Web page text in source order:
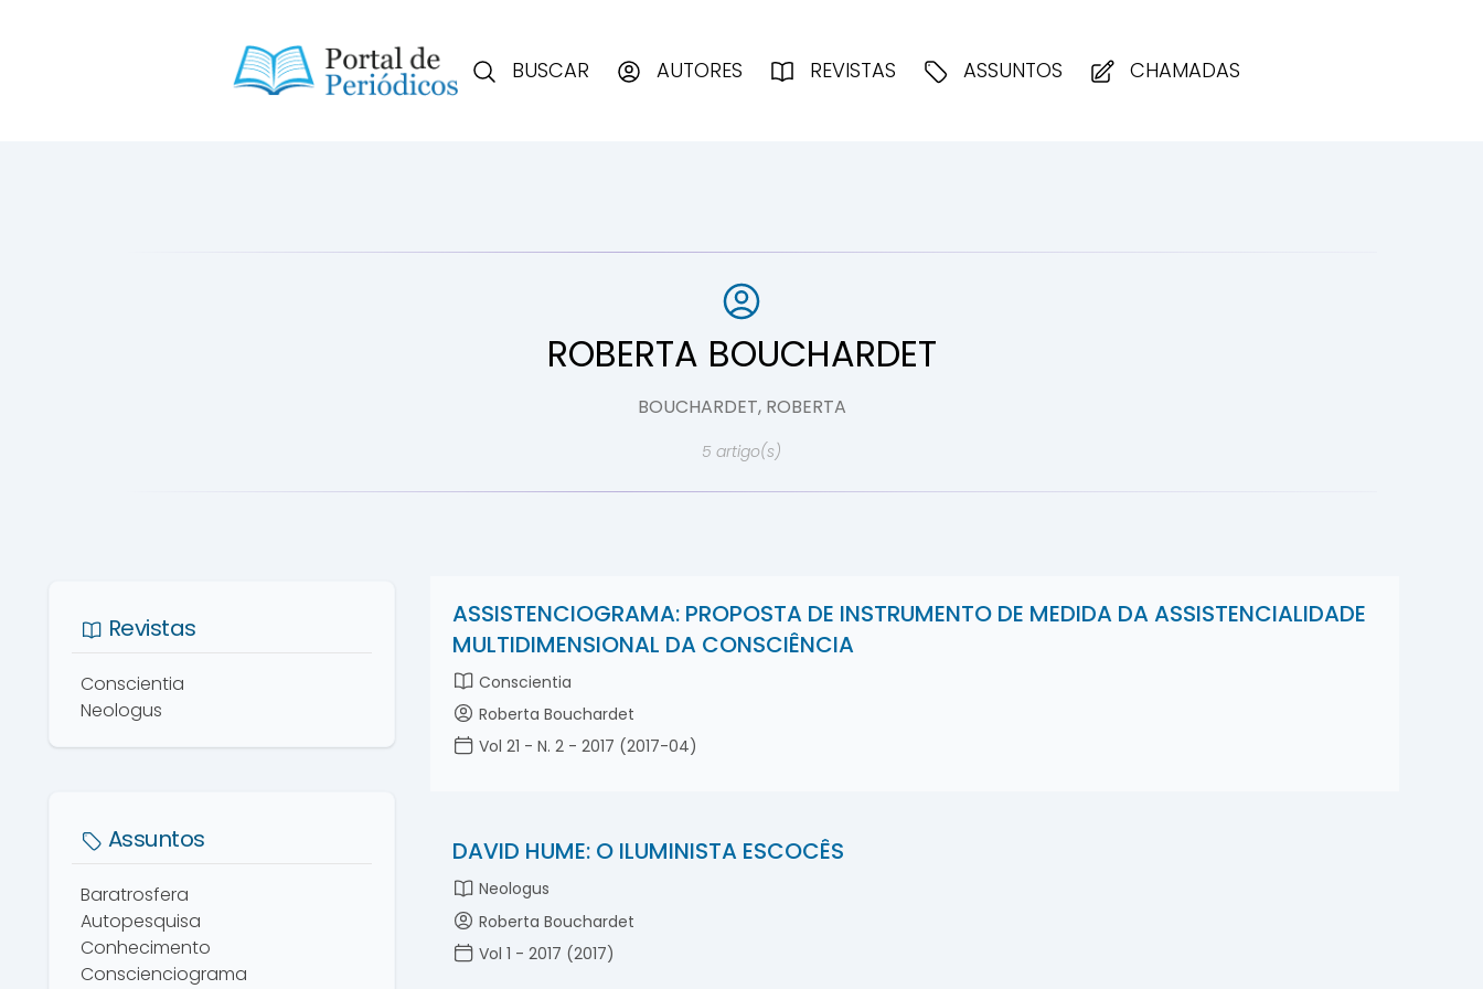
Portal de Periódicos da Conscienciologia
BUSCAR AUTORES REVISTAS ASSUNTOS CHAMADAS
ROBERTA BOUCHARDET
BOUCHARDET, ROBERTA
5 artigo(s)
Revistas
Conscientia
Neologus
Assuntos
Baratrosfera
Autopesquisa
Conhecimento
Conscienciograma
ASSISTENCIOGRAMA: PROPOSTA DE INSTRUMENTO DE MEDIDA DA ASSISTENCIALIDADE
MULTIDIMENSIONAL DA CONSCIÊNCIA
Conscientia
Roberta Bouchardet
Vol 21 - N. 2 - 2017 (2017-04)
DAVID HUME: O ILUMINISTA ESCOCÊS
Neologus
Roberta Bouchardet
Vol 1 - 2017 (2017)